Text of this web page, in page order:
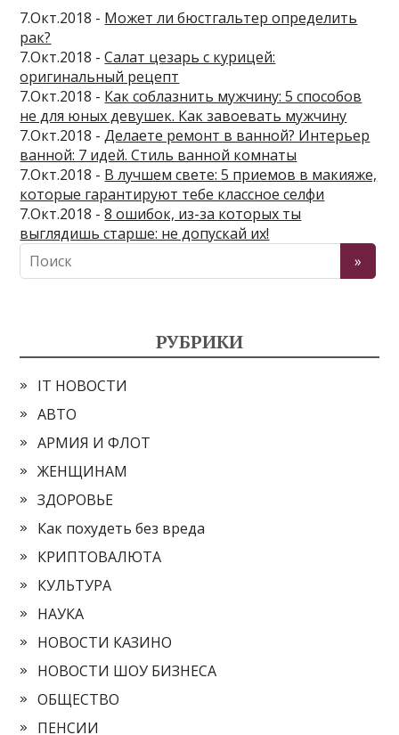
7.Окт.2018 - Может ли бюстгальтер определить
рак?
7.Окт.2018 -Салат цезарь с курицей:
оригинальный рецепт
7.Окт.2018 - Как соблазнить мужчину: 5 способов
не для юных девушек. Как завоевать мужчину
7.Окт.2018 -Делаете ремонт в ванной? Интерьер
ванной: 7 идей. Стиль ванной комнаты
7.Окт.2018 - В лучшем свете: 5 приемов в макияже,
которые гарантируют тебе классное селфи
7.Окт.2018 -8 ошибок, из-за которых ты
выглядишь старше: не допускай их!
РУБРИКИ
IT НОВОСТИ
АВТО
АРМИЯ И ФЛОТ
ЖЕНЩИНАМ
ЗДОРОВЬЕ
Как похудеть без вреда
КРИПТОВАЛЮТА
КУЛЬТУРА
НАУКА
НОВОСТИ КАЗИНО
НОВОСТИ ШОУ БИЗНЕСА
ОБЩЕСТВО
ПЕНСИИ